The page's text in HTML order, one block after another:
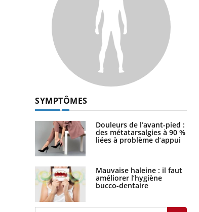
SYMPTÔMES
Douleurs de l’avant-pied :
des métatarsalgies à 90 %
liées à problème d’appui
Mauvaise haleine : il faut
améliorer l’hygiène
bucco-dentaire